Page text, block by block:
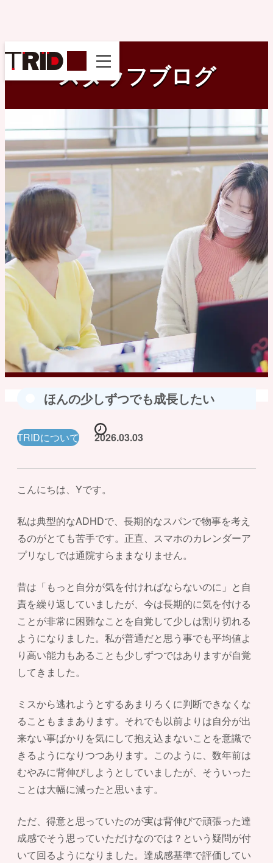
instagram
スタッフブログ
ほんの少しずつでも成長したい
TRIDについて 2026.03.03
こんにちは、Yです。
私は典型的なADHDで、長期的なスパンで物事を考え
るのがとても苦手です。正直、スマホのカレンダーア
プリなしでは通院すらままなりません。
昔は「もっと自分が気を付ければならないのに」と自
責を繰り返していましたが、今は長期的に気を付ける
ことが非常に困難なことを自覚して少しは割り切れる
ようになりました。私が普通だと思う事でも平均値よ
り高い能力もあることも少しずつではありますが自覚
してきました。
ミスから逃れようとするあまりろくに判断できなくな
ることもままあります。それでも以前よりは自分が出
来ない事ばかりを気にして抱え込まないことを意識で
きるようになりつつあります。このように、数年前は
むやみに背伸びしようとしていましたが、そういった
ことは大幅に減ったと思います。
ただ、得意と思っていたのが実は背伸びで頑張った達
成感でそう思っていただけなのでは？という疑問が付
いて回るようになりました。達成感基準で評価してい